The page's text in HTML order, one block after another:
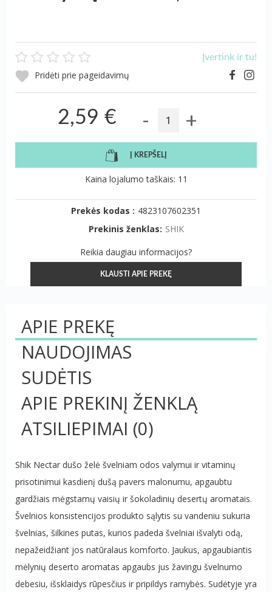
Įvertink ir tu!
Pridėti prie pageidavimų
2,59 € - +
Į KREPŠELĮ
Kaina lojalumo taškais: 11
Prekės kodas : 4823107602351
Prekinis ženklas: SHIK
Reikia daugiau informacijos?
KLAUSTI APIE PREKĘ
APIE PREKĘ
NAUDOJIMAS
SUDĖTIS
APIE PREKINĮ ŽENKLĄ
ATSILIEPIMAI (0)
Shik Nectar dušo želė švelniam odos valymui ir vitaminų
prisotinimui kasdienį dušą pavers malonumu, apgaubtu
gardžiais mėgstamų vaisių ir šokoladinių desertų aromatais.
Švelnios konsistencijos produkto sąlytis su vandeniu sukuria
švelnias, šilkines putas, kurios padeda švelniai išvalyti odą,
nepažeidžiant jos natūralaus komforto. Jaukus, apgaubiantis
mėlynių deserto aromatas apgaubs jus žavingu švelnumo
debesiu, išsklaidys rūpesčius ir pripildys ramybės. Sudėtyje yra